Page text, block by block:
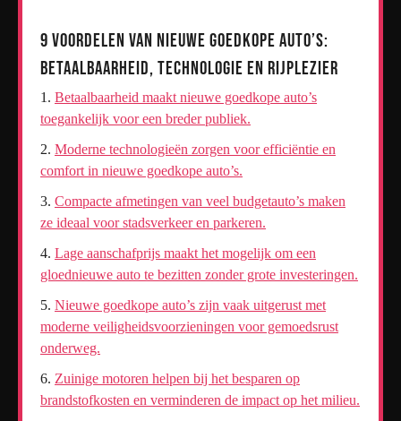
9 Voordelen van Nieuwe Goedkope Auto’s:
Betaalbaarheid, Technologie en Rijplezier
Betaalbaarheid maakt nieuwe goedkope auto’s
toegankelijk voor een breder publiek.
Moderne technologieën zorgen voor efficiëntie en
comfort in nieuwe goedkope auto’s.
Compacte afmetingen van veel budgetauto’s maken
ze ideaal voor stadsverkeer en parkeren.
Lage aanschafprijs maakt het mogelijk om een
gloednieuwe auto te bezitten zonder grote investeringen.
Nieuwe goedkope auto’s zijn vaak uitgerust met
moderne veiligheidsvoorzieningen voor gemoedsrust
onderweg.
Zuinige motoren helpen bij het besparen op
brandstofkosten en verminderen de impact op het milieu.